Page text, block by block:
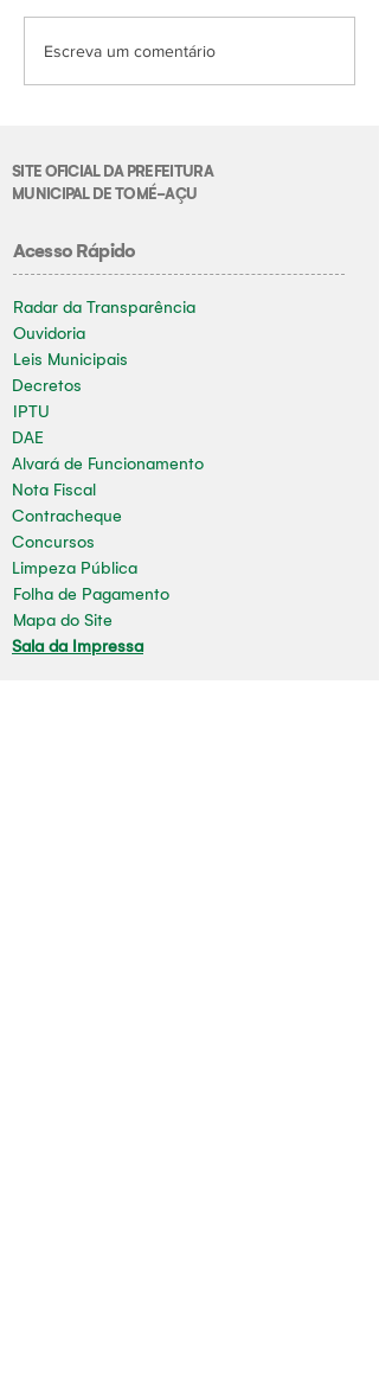
Escreva um comentário
SITE OFICIAL DA PREFEITURA
MUNICIPAL DE TOMÉ-AÇU
Acesso Rápido
Radar da Transparência
Ouvidoria
Leis Municipais
Decretos
IPTU
DAE
Alvará de Funcionamento
Nota Fiscal
Contracheque
Concursos
Limpeza Pública
Folha de Pagamento
Mapa do Site
Sala da Impressa